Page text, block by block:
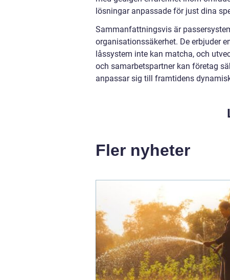
lösningar anpassade för just dina
Sammanfattningsvis är
organisationssäkerhet. De erbjuder
låssystem inte kan matcha, och
och samarbetspartner kan företag
anpassar sig till framtidens
Fler nyheter